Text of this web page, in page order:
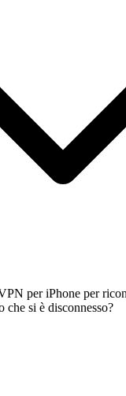
per iPhone per
che si è disconnesso?